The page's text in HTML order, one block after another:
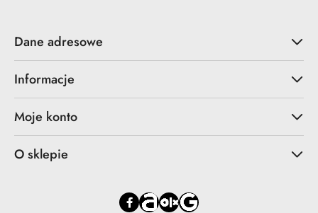
Dane adresowe
Informacje
Moje konto
O sklepie